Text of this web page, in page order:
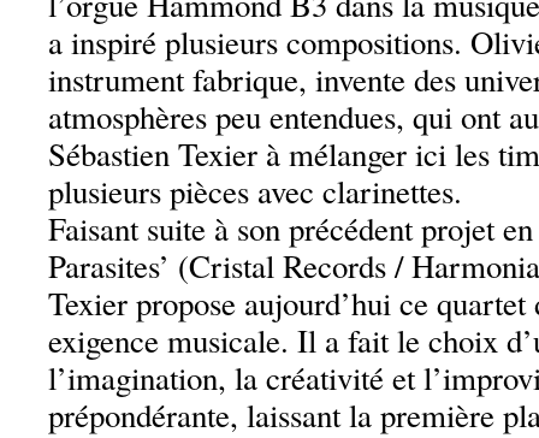
a inspiré plusieurs compositions.
instrument fabrique, invente des
atmosphères peu entendues, qui ont
Sébastien Texier à mélanger ici les
plusieurs pièces avec clarinettes.
Faisant suite à son précédent projet
Parasites’ (Cristal Records /
Texier propose aujourd’hui ce quartet
exigence musicale. Il a fait le choix
l’imagination, la créativité et
prépondérante, laissant la première